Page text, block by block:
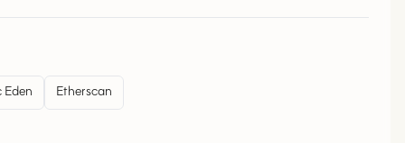
Eden Etherscan